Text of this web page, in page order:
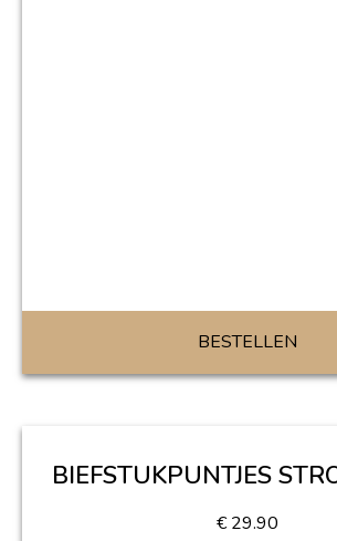
BESTELLEN
BIEFSTUKPUNTJES
€ 29.90